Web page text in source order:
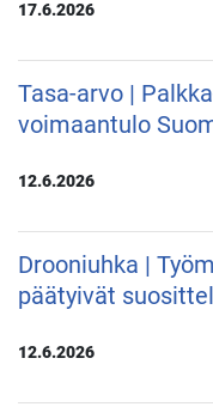
17.6.2026
Tasa-arvo |
voimaantulo
12.6.2026
Drooniuhka |
päätyivät
12.6.2026